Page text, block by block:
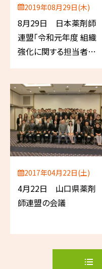
2019年08月29日(木)
8月29日 日本薬剤師
連盟「令和元年度 組織
強化に関する担当者会
2017年04月22日(土)
4月22日 山口県薬剤
師連盟の会議